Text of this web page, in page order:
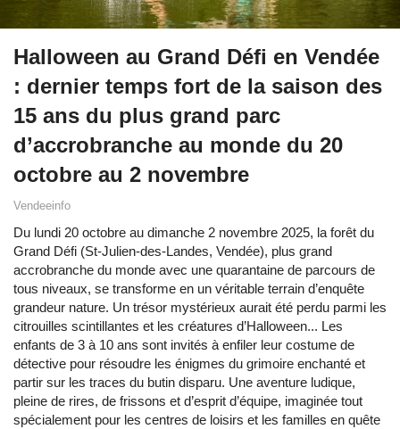
Halloween au Grand Défi en Vendée
: dernier temps fort de la saison des
15 ans du plus grand parc
d’accrobranche au monde du 20
octobre au 2 novembre
Vendeeinfo
Du lundi 20 octobre au dimanche 2 novembre 2025, la forêt du
Grand Défi (St-Julien-des-Landes, Vendée), plus grand
accrobranche du monde avec une quarantaine de parcours de
tous niveaux, se transforme en un véritable terrain d’enquête
grandeur nature. Un trésor mystérieux aurait été perdu parmi les
citrouilles scintillantes et les créatures d’Halloween... Les
enfants de 3 à 10 ans sont invités à enfiler leur costume de
détective pour résoudre les énigmes du grimoire enchanté et
partir sur les traces du butin disparu. Une aventure ludique,
pleine de rires, de frissons et d’esprit d’équipe, imaginée tout
spécialement pour les centres de loisirs et les familles en quête